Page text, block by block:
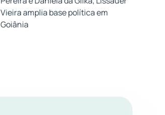
Vieira amplia base política em
Goiânia